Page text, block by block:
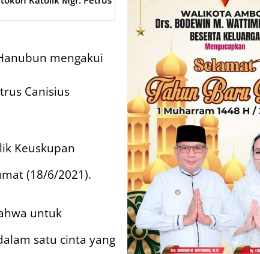
mengakui
Canisius
Keuskupan
(18/6/2021).
untuk
satu cinta yang